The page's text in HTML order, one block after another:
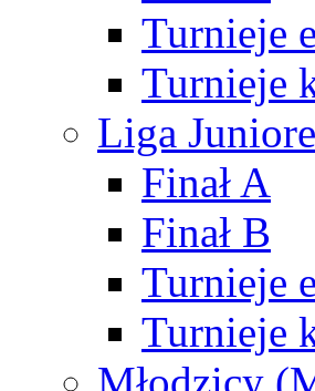
Turnieje
Turnieje
Liga
Finał A
Finał B
Turnieje
Turnieje
Młodzicy